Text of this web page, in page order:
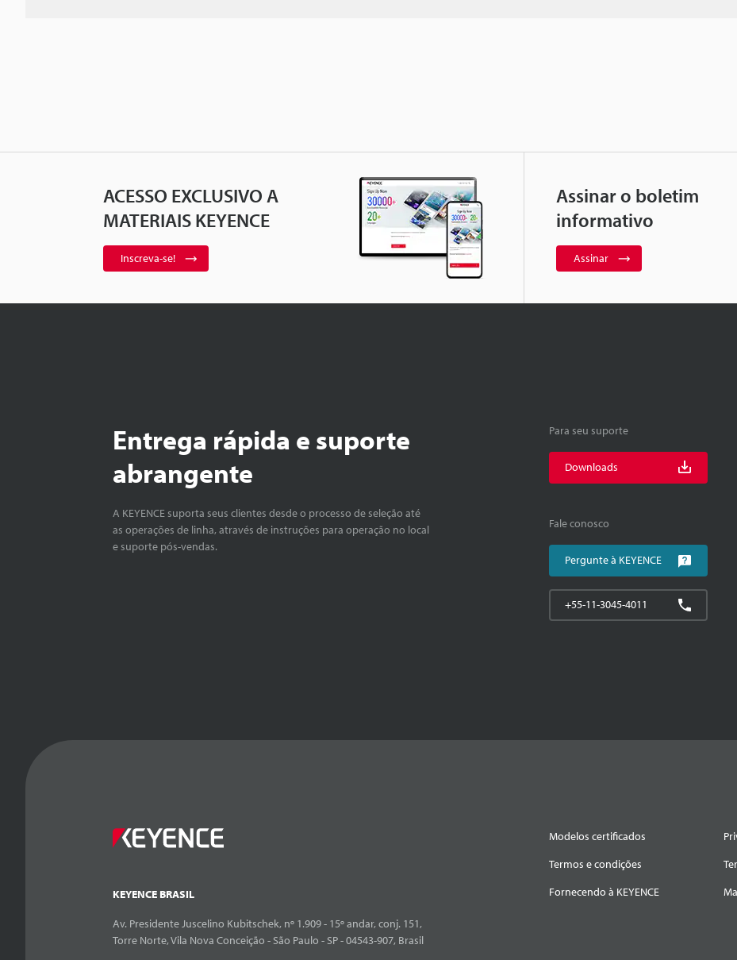
ACESSO EXCLUSIVO A
MATERIAIS KEYENCE
Inscreva-se!
Assinar o boletim
informativo
Assinar
Entrega rápida e suporte
abrangente
A KEYENCE suporta seus clientes desde o processo de seleção até
as operações de linha, através de instruções para operação no local
e suporte pós-vendas.
Para seu suporte
Downloads
Fale conosco
Pergunte à KEYENCE
+55-11-3045-4011
KEYENCE BRASIL
Av. Presidente Juscelino Kubitschek, nº 1.909 - 15º andar, conj. 151,
Torre Norte, Vila Nova Conceição - São Paulo - SP - 04543-907, Brasil
Modelos certificados
Termos e condições
Fornecendo à KEYENCE